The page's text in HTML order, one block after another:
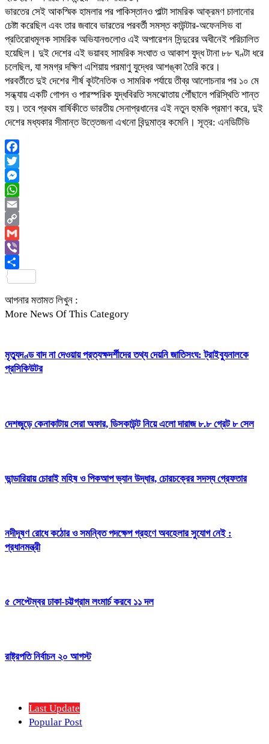
ভারতের সেই আকস্মিক হামলার পর পাকিস্তানও পাল্টা সামরিক আক্রমণ চালানোর
চেষ্টা করেছিল এবং তার জবাবে ভারতের পরবর্তী সমস্ত কাউন্টার-অফেনসিভ বা
প্রতিরোধমূলক সামরিক অভিযানগুলোও এই অপারেশন সিন্দুরের অধীনেই পরিচালিত
হয়েছিল। দুই দেশের এই ভয়াবহ সামরিক সংঘাত ও আকাশ যুদ্ধ টানা ৮৮ ঘণ্টা ধরে
চলেছিল, যা সমগ্র দক্ষিণ এশিয়ায় পরমাণু যুদ্ধের আশঙ্কা তৈরি করে।
পরবর্তীতে দুই দেশের শীর্ষ কূটনৈতিক ও সামরিক পর্যায়ে তীব্র আলোচনার পর ১০ মে
সন্ধ্যায় একটি গোপন ও পারস্পরিক যুদ্ধবিরতি সমঝোতায় পৌঁছালে পরিস্থিতি শান্ত
হয়। তবে প্রথম বার্ষিকীতে ভারতীয় সেনাপ্রধানের এই নতুন হুমকি প্রমাণ করে, দুই
দেশের মধ্যকার সীমান্ত উত্তেজনা এখনো বিন্দুমাত্র কমেনি। সূত্র: এনডিটিভি
Facebook
Twitter
Messenger
WhatsApp
Email
Copy
Link
Gmail
Viber
আপনার মতামত লিখুন :
More News Of This Category
মৃত্যুদণ্ড বাদ না দেওয়ায় প্রত্যক্ষদর্শীদের তথ্য দেয়নি জাতিসংঘ: ট্রাইব্যুনালকে
প্রসিকিউটর
দেশজুড়ে কেনাকাটায় সেরা অফার, ডিসকাউন্ট নিয়ে এলো দারাজ ৮.৮ গ্রেট ৮ সেল
ভান্ডারিয়ায় চোরাই মহিষ ও পিকআপ ভ্যান উদ্ধার, চোরচক্রের সদস্য গ্রেফতার
নদীদূষণ রোধে কঠোর ও সমন্বিত পদক্ষেপ গ্রহণে অবহেলার সুযোগ নেই :
প্রধানমন্ত্রী
৫ সেপ্টেম্বর ঢাকা-চট্টগ্রাম লংমার্চ করবে ১১ দল
রাষ্ট্রপতি নির্বাচন ২০ আগস্ট
Last Update
Popular Post